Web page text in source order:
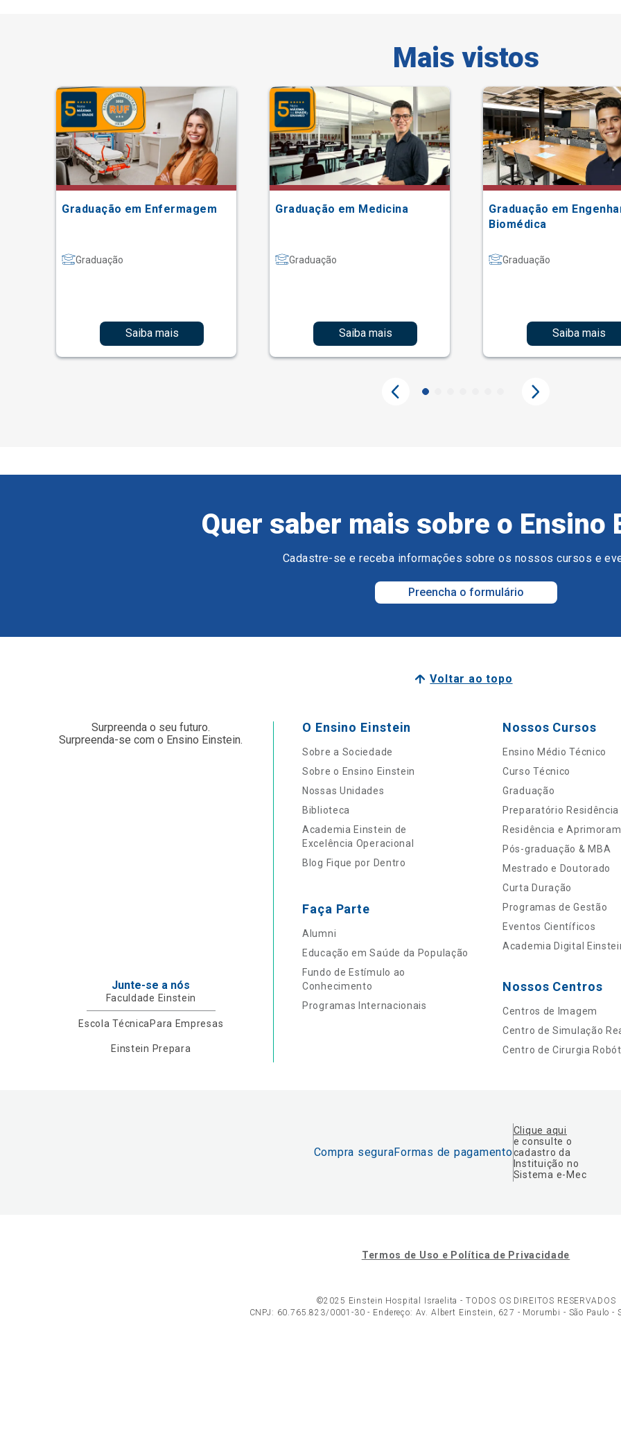
Mais vistos
Graduação em Enfermagem
Graduação
Saiba mais
Graduação em Medicina
Graduação
Saiba mais
Graduação em
Biomédica
Graduação
Saiba mais
Quer saber mais sobre o Ensino
Cadastre-se e receba informações sobre os nossos cursos e
Preencha o formulário
Voltar ao topo
Surpreenda o seu futuro.
Surpreenda-se com o Ensino Einstein.
Junte-se a nós
Faculdade Einstein
Escola Técnica Para Empresas
Einstein Prepara
O Ensino Einstein
Sobre a Sociedade
Sobre o Ensino Einstein
Nossas Unidades
Biblioteca
Academia Einstein de
Excelência Operacional
Blog Fique por Dentro
Faça Parte
Alumni
Educação em Saúde da População
Fundo de Estímulo ao
Conhecimento
Programas Internacionais
Nossos Cursos
Ensino Médio Técnico
Curso Técnico
Graduação
Preparatório Residência
Residência e
Pós-graduação & MBA
Mestrado e Doutorado
Curta Duração
Programas de Gestão
Eventos Científicos
Academia Digital
Nossos Centros
Centros de Imagem
Centro de Simulação
Centro de Cirurgia
Compra seguraFormas de pagamento
Clique aqui
e consulte o
cadastro da
Instituição no
Sistema e-Mec
Termos de Uso e Política de Privacidade
©2025 Einstein Hospital Israelita - TODOS OS DIREITOS RESERVADOS
CNPJ: 60.765.823/0001-30 - Endereço: Av. Albert Einstein, 627 - Morumbi - São Paulo -